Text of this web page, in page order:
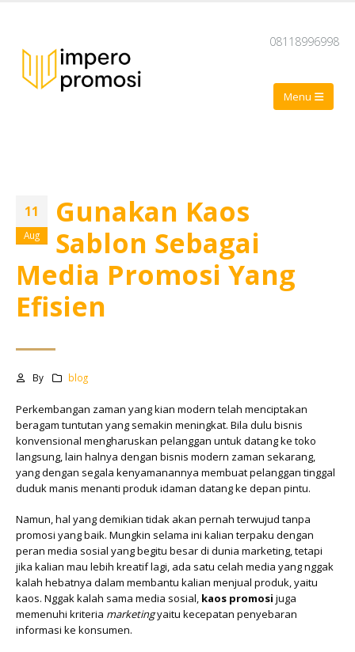
08118996998
11
Aug
Gunakan Kaos
Sablon Sebagai
Media Promosi Yang
Efisien
By blog
Perkembangan zaman yang kian modern telah menciptakan
beragam tuntutan yang semakin meningkat. Bila dulu bisnis
konvensional mengharuskan pelanggan untuk datang ke toko
langsung, lain halnya dengan bisnis modern zaman sekarang,
yang dengan segala kenyamanannya membuat pelanggan tinggal
duduk manis menanti produk idaman datang ke depan pintu.
Namun, hal yang demikian tidak akan pernah terwujud tanpa
promosi yang baik. Mungkin selama ini kalian terpaku dengan
peran media sosial yang begitu besar di dunia marketing, tetapi
jika kalian mau lebih kreatif lagi, ada satu celah media yang nggak
kalah hebatnya dalam membantu kalian menjual produk, yaitu
kaos. Nggak kalah sama media sosial, kaos promosi juga
memenuhi kriteria marketingyaitu kecepatan penyebaran
informasi ke konsumen.